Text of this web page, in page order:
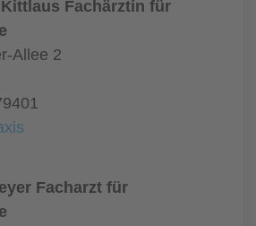
Fachärztin für
Allee 2
Facharzt für